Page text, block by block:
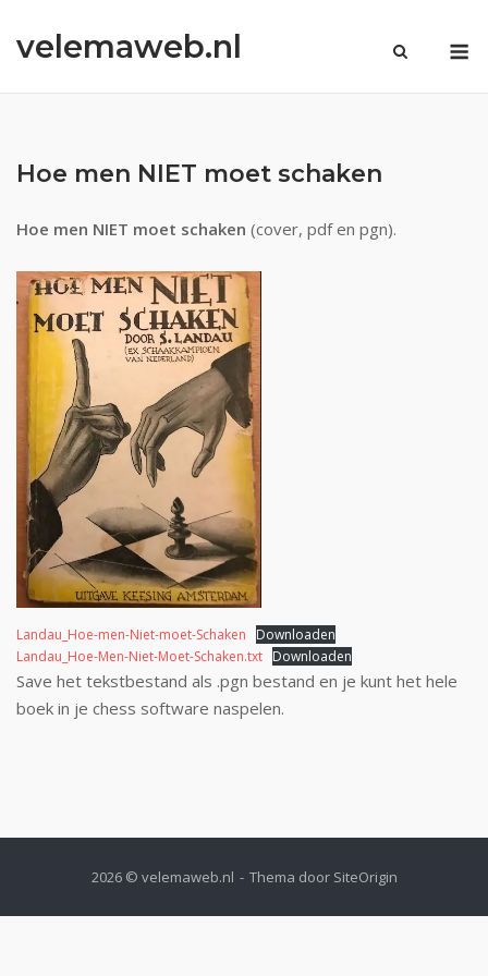
naar
inhoud
velemaweb.nl
Hoe men NIET moet schaken
Hoe men NIET moet schaken (cover, pdf en pgn).
Landau_Hoe-men-Niet-moet-Schaken
Downloaden
Landau_Hoe-Men-Niet-Moet-Schaken.txt Downloaden
Save het tekstbestand als .pgn bestand en je kunt het hele
boek in je chess software naspelen.
2026 © velemaweb.nl Thema door SiteOrigin